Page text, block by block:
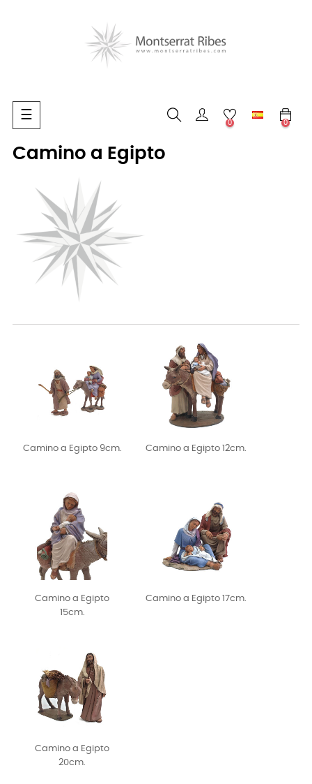
Navegación
de
palanca
☰
0 0
Camino a Egipto
Camino a Egipto 9cm. Camino a Egipto 12cm.
Camino a Egipto
15cm.
Camino a Egipto 17cm.
Camino a Egipto
20cm.